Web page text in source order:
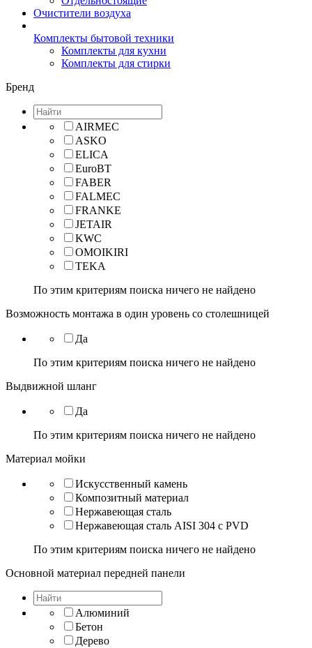
Очистители воздуха
Комплекты бытовой техники
Комплекты для кухни
Комплекты для стирки
Бренд
AIRMEC
ASKO
ELICA
EuroBT
FABER
FALMEC
FRANKE
JETAIR
KWC
OMOIKIRI
TEKA
По этим критериям поиска ничего не найдено
Возможность монтажа в один уровень со столешницей
Да
По этим критериям поиска ничего не найдено
Выдвижной шланг
Да
По этим критериям поиска ничего не найдено
Материал мойки
Искусственный камень
Композитный материал
Нержавеющая сталь
Нержавеющая сталь AISI 304 с PVD
По этим критериям поиска ничего не найдено
Основной материал передней панели
Алюминий
Бетон
Дерево